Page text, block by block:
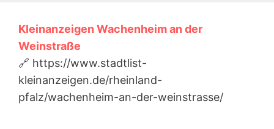
Kleinanzeigen Wachenheim an der
Weinstraße
🔗 https://www.stadtlist-
kleinanzeigen.de/rheinland-
pfalz/wachenheim-an-der-weinstrasse/